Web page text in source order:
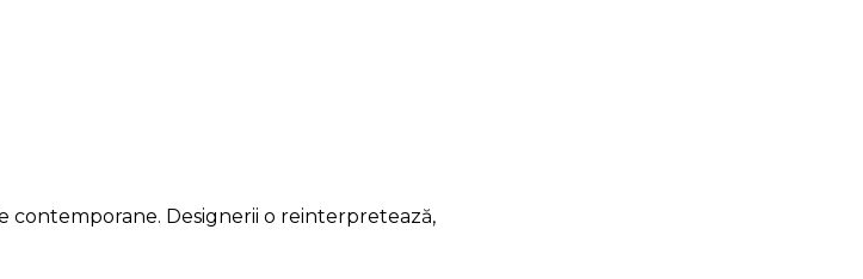
contemporane. Designerii o reinterpretează,